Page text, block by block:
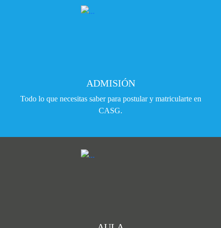
ADMISIÓN
Todo lo que necesitas saber para postular y matricularte en
CASG.